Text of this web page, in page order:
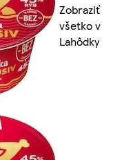
Zobraziť
všetko v
Lahôdky